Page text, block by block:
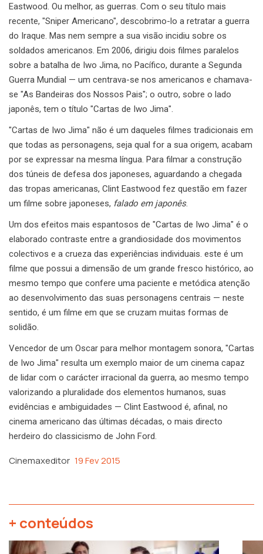
Eastwood. Ou melhor, as guerras. Com o seu título mais
recente, "Sniper Americano", descobrimo-lo a retratar a guerra
do Iraque. Mas nem sempre a sua visão incidiu sobre os
soldados americanos. Em 2006, dirigiu dois filmes paralelos
sobre a batalha de Iwo Jima, no Pacífico, durante a Segunda
Guerra Mundial — um centrava-se nos americanos e chamava-
se "As Bandeiras dos Nossos Pais"; o outro, sobre o lado
japonês, tem o título "Cartas de Iwo Jima".
"Cartas de Iwo Jima" não é um daqueles filmes tradicionais em
que todas as personagens, seja qual for a sua origem, acabam
por se expressar na mesma língua. Para filmar a construção
dos túneis de defesa dos japoneses, aguardando a chegada
das tropas americanas, Clint Eastwood fez questão em fazer
um filme sobre japoneses, falado em japonês.
Um dos efeitos mais espantosos de "Cartas de Iwo Jima" é o
elaborado contraste entre a grandiosidade dos movimentos
colectivos e a crueza das experiências individuais. este é um
filme que possui a dimensão de um grande fresco histórico, ao
mesmo tempo que confere uma paciente e metódica atenção
ao desenvolvimento das suas personagens centrais — neste
sentido, é um filme em que se cruzam muitas formas de
solidão.
Vencedor de um Oscar para melhor montagem sonora, "Cartas
de Iwo Jima" resulta um exemplo maior de um cinema capaz
de lidar com o carácter irracional da guerra, ao mesmo tempo
valorizando a pluralidade dos elementos humanos, suas
evidências e ambiguidades — Clint Eastwood é, afinal, no
cinema americano das últimas décadas, o mais directo
herdeiro do classicismo de John Ford.
Cinemaxeditor 19 Fev 2015
+ conteúdos